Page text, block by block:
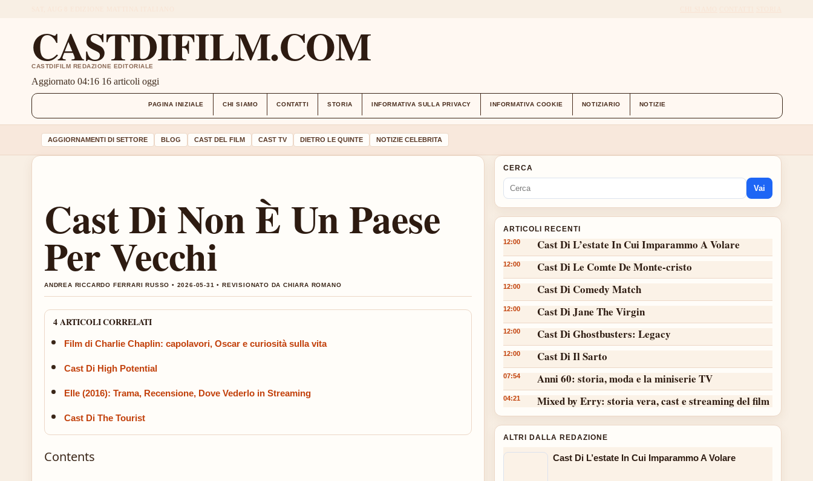
CASTDIFILM.COM
CASTDIFILM REDAZIONE EDITORIALE
Aggiornato 04:16 16 articoli oggi
PAGINA INIZIALE CHI SIAMO CONTATTI STORIA INFORMATIVA SULLA PRIVACY INFORMATIVA COOKIE NOTIZIARIO NOTIZIE
AGGIORNAMENTI DI SETTORE BLOG CAST DEL FILM CAST TV DIETRO LE QUINTE NOTIZIE CELEBRITA
Cast Di Non È Un Paese
Per Vecchi
ANDREA RICCARDO FERRARI RUSSO • 2026-05-31 • REVISIONATO DA CHIARA ROMANO
4 ARTICOLI CORRELATI
Film di Charlie Chaplin: capolavori, Oscar e curiosità sulla vita
Cast Di High Potential
Elle (2016): Trama, Recensione, Dove Vederlo in Streaming
Cast Di The Tourist
Contents
CERCA
Vai
ARTICOLI RECENTI
12:00 Cast Di L’estate In Cui Imparammo A Volare
12:00 Cast Di Le Comte De Monte-cristo
12:00 Cast Di Comedy Match
12:00 Cast Di Jane The Virgin
12:00 Cast Di Ghostbusters: Legacy
12:00 Cast Di Il Sarto
07:54 Anni 60: storia, moda e la miniserie TV
04:21 Mixed by Erry: storia vera, cast e streaming del film
ALTRI DALLA REDAZIONE
Cast Di L’estate In Cui Imparammo A Volare